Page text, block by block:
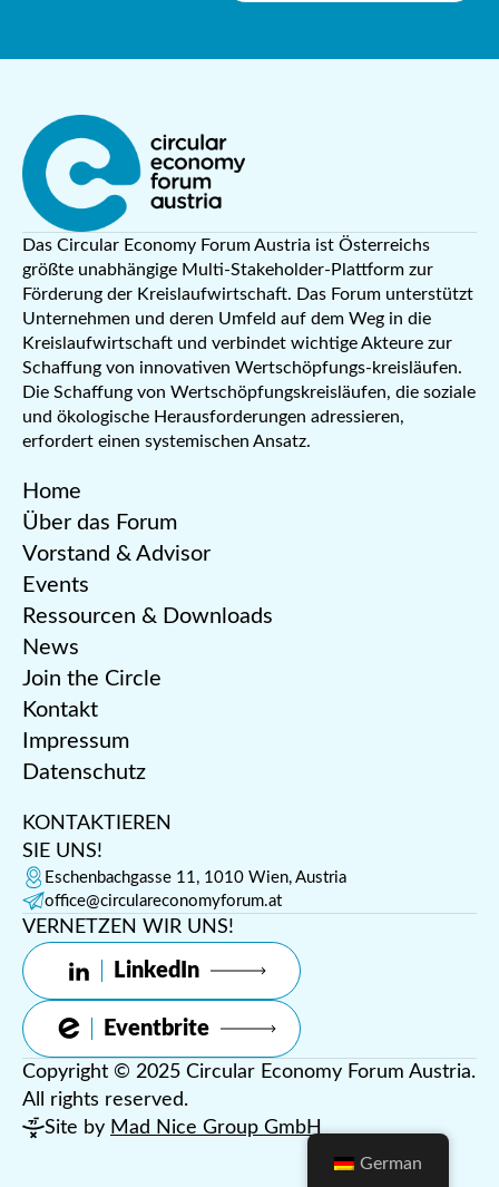
Das Circular Economy Forum Austria ist Österreichs
größte unabhängige Multi-Stakeholder-Plattform zur
Förderung der Kreislaufwirtschaft. Das Forum unterstützt
Unternehmen und deren Umfeld auf dem Weg in die
Kreislaufwirtschaft und verbindet wichtige Akteure zur
Schaffung von innovativen Wertschöpfungs-kreisläufen.
Die Schaffung von Wertschöpfungskreisläufen, die soziale
und ökologische Herausforderungen adressieren,
erfordert einen systemischen Ansatz.
Home
Über das Forum
Vorstand & Advisor
Events
Ressourcen & Downloads
News
Join the Circle
Kontakt
Impressum
Datenschutz
KONTAKTIEREN
SIE UNS!
Eschenbachgasse 11, 1010 Wien, Austria
office@circulareconomyforum.at
VERNETZEN WIR UNS!
LinkedIn
Eventbrite
Copyright © 2025 Circular Economy Forum Austria.
All rights reserved.
Site by Mad Nice Group GmbH
German